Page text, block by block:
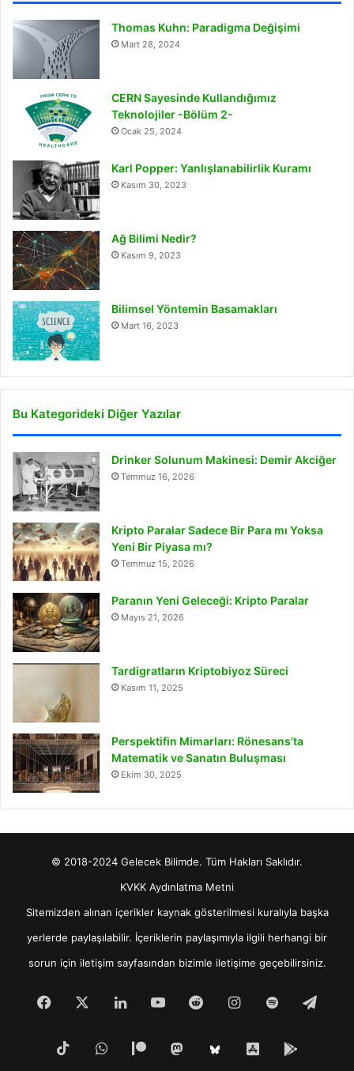
Thomas Kuhn: Paradigma Değişimi
Mart 28, 2024
CERN Sayesinde Kullandığımız
Teknolojiler -Bölüm 2-
Ocak 25, 2024
Karl Popper: Yanlışlanabilirlik Kuramı
Kasım 30, 2023
Ağ Bilimi Nedir?
Kasım 9, 2023
Bilimsel Yöntemin Basamakları
Mart 16, 2023
Bu Kategorideki Diğer Yazılar
Drinker Solunum Makinesi: Demir Akciğer
Temmuz 16, 2026
Kripto Paralar Sadece Bir Para mı Yoksa
Yeni Bir Piyasa mı?
Temmuz 15, 2026
Paranın Yeni Geleceği: Kripto Paralar
Mayıs 21, 2026
Tardigratların Kriptobiyoz Süreci
Kasım 11, 2025
Perspektifin Mimarları: Rönesans’ta
Matematik ve Sanatın Buluşması
Ekim 30, 2025
© 2018-2024 Gelecek Bilimde. Tüm Hakları Saklıdır.
KVKK Aydınlatma Metni
Sitemizden alınan içerikler kaynak gösterilmesi kuralıyla başka
yerlerde paylaşılabilir. İçeriklerin paylaşımıyla ilgili herhangi bir
sorun için iletişimsayfasından bizimle iletişime geçebilirsiniz.
Facebook LinkedInYouTubeRedditInstagram
Spotify
TikTokWhatsApp
PatreonMastodonBluesky
iOS